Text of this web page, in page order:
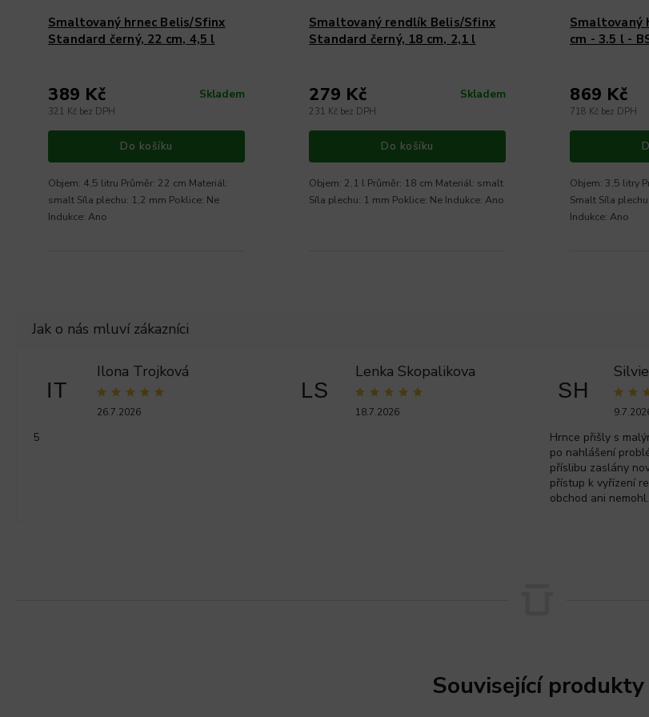
Smaltovaný hrnec Belis/Sfinx
Standard černý, 22 cm, 4,5 l
Skladem
321 Kč bez DPH
389 Kč
Do košíku
Objem: 4,5 litru Průměr: 22 cm Materiál:
smalt Síla plechu: 1,2 mm Poklice: Ne
Indukce: Ano
Smaltovaný rendlík Belis/Sfinx
Standard černý, 18 cm, 2,1 l
Skladem
231 Kč bez DPH
279 Kč
Do košíku
Objem: 2,1 l Průměr: 18 cm Materiál: smalt
Síla plechu: 1 mm Poklice: Ne Indukce: Ano
Smaltovaný
cm - 3.5 l -
718 Kč bez DPH
869 Kč
Objem: 3,5 litry
Smalt Síla
Indukce: Ano
IT
Ilona Trojková
26.7.2026
5
LS
Lenka Skopalikova
18.7.2026
SH
Hrnce přišly s
po nahlášení
příslibu zaslány
přístup k vyřízení
obchod ani nemohl.
Související produkty